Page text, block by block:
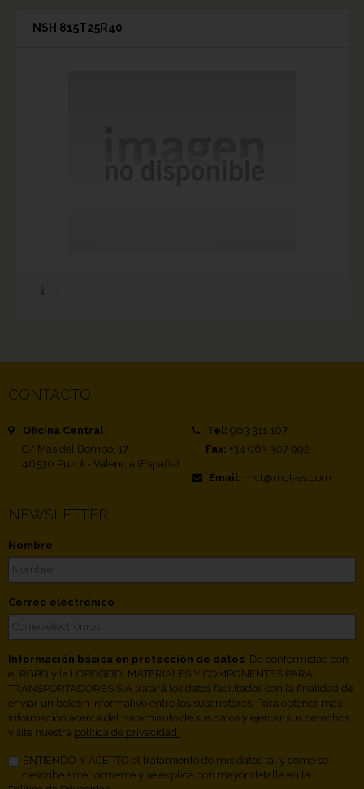
NSH 815T25R40
CONTACTO
Oficina Central
C/ Mas del Bombo, 17
46530 Puzol - Valencia (España)
Tel: 963 311 107
Fax: +34 963 307 992
Email: mct@mct-es.com
NEWSLETTER
Nombre
Correo electrónico
Información básica en protección de datos . De conformidad con
el RGPD y la LOPDGDD, MATERIALES Y COMPONENTES PARA
TRANSPORTADORES S.A tratará los datos facilitados con la finalidad de
enviar un boletín informativo entre los suscriptores. Para obtener más
información acerca del tratamiento de sus datos y ejercer sus derechos,
visite nuestra política de privacidad.
ENTIENDO Y ACEPTO el tratamiento de mis datos tal y como se
describe anteriormente y se explica con mayor detalle en la